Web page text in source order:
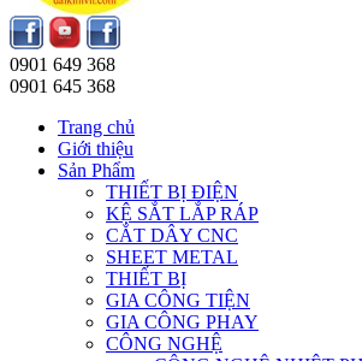
0901 649 368
0901 645 368
Trang chủ
Giới thiệu
Sản Phẩm
THIẾT BỊ ĐIỆN
KỆ SẮT LẮP RÁP
CẮT DÂY CNC
SHEET METAL
THIẾT BỊ
GIA CÔNG TIỆN
GIA CÔNG PHAY
CÔNG NGHỆ